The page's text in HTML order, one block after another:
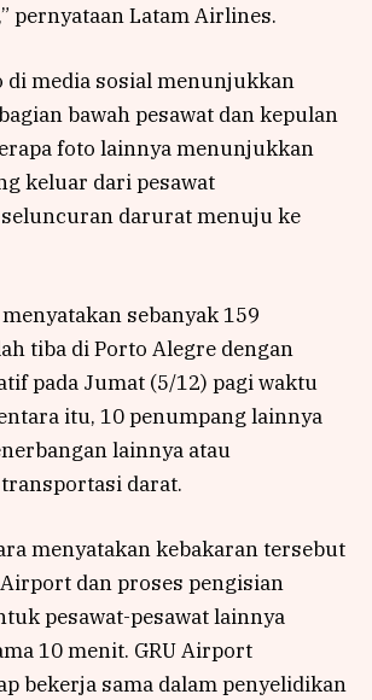
pernyataan Latam Airlines.
di media sosial menunjukkan
bawah pesawat dan kepulan
foto lainnya menunjukkan
keluar dari pesawat
darurat menuju ke
sebanyak 159
tiba di Porto Alegre dengan
pada Jumat (5/12) pagi waktu
itu, 10 penumpang lainnya
lainnya atau
darat.
menyatakan kebakaran tersebut
dan proses pengisian
pesawat-pesawat lainnya
10 menit. GRU Airport
bekerja sama dalam penyelidikan